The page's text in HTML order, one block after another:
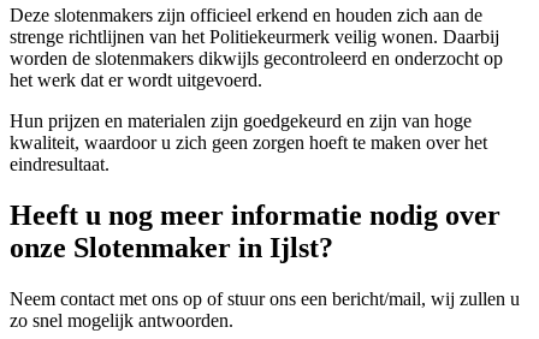
Deze slotenmakers zijn officieel erkend en houden zich aan de
strenge richtlijnen van het Politiekeurmerk veilig wonen. Daarbij
worden de slotenmakers dikwijls gecontroleerd en onderzocht op
het werk dat er wordt uitgevoerd.
Hun prijzen en materialen zijn goedgekeurd en zijn van hoge
kwaliteit, waardoor u zich geen zorgen hoeft te maken over het
eindresultaat.
Heeft u nog meer informatie nodig over
onze Slotenmaker in Ijlst?
Neem contact met ons op of stuur ons een bericht/mail, wij zullen u
zo snel mogelijk antwoorden.